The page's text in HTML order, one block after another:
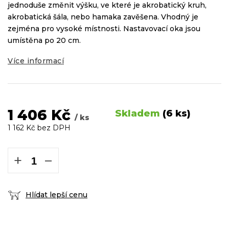
1 406 Kč / ks Skladem (6 ks)
1 162 Kč bez DPH
+ −
Hlídat lepší cenu
jednoduše změnit výšku, ve které je akrobatický kruh,
akrobatická šála, nebo hamaka zavěšena. Vhodný je
zejména pro vysoké místnosti. Nastavovací oka jsou
umístěna po 20 cm.
Více informací